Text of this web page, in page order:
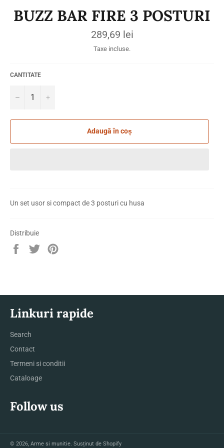
BUZZ BAR FIRE 3 POSTURI
Preț
obișnuit
289,69 lei
Taxe incluse.
CANTITATE
− +
Adaugă în coș
Un set usor si compact de 3 posturi cu husa
Distribuie
DistribuieTrimite
Tweet
Linkuri rapide
Search
Contact
Termeni si conditii
Cataloage
Follow us
© 2026, Arme si munitie. Susținut de Shopify